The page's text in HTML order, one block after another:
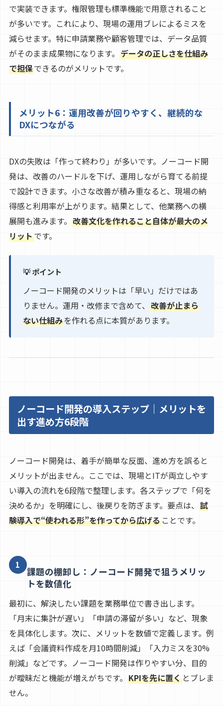
で実装できます。権限管理も標準機能で用意されること
が多いです。これにより、現場の運用ブレによるミスを
減らせます。特に申請業務や顧客管理では、データ品質
がそのまま成果物になります。 データの正しさを仕組み
で担保できるのがメリットです。
メリット6：運用改善が回りやすく、継続的な
DXにつながる
DXの失敗は「作って終わり」が多いです。ノーコード開
発は、改善のハードルを下げ、運用しながら育てる前提
で設計できます。小さな改善が積み重なると、現場の納
得感と利用率が上がります。結果として、他業務への横
展開も進みます。 改善文化を作れること自体が最大のメ
リットです。
💡 ポイント
ノーコード開発のメリットは「早い」だけではあ
りません。運用・改修まで含めて、 改善が止まら
ない仕組みを作れる点に本質があります。
ノーコード開発の導入ステップ｜メリットを
出す進め方6段階
ノーコード開発は、着手が簡単な反面、進め方を誤ると
メリットが出ません。ここでは、現場とITが両立しやす
い導入の流れを6段階で整理します。各ステップで「何を
決めるか」を明確にし、後戻りを防ぎます。要点は、 試
験導入で“使われる形”を作ってから広げることです。
1
課題の棚卸し：ノーコード開発で狙うメリッ
トを数値化
最初に、解決したい課題を業務単位で書き出します。
「月末に集計が遅い」「申請の滞留が多い」など、現象
を具体化します。次に、メリットを数値で定義します。例
えば「会議資料作成を月10時間削減」「入力ミスを30%
削減」などです。ノーコード開発は作りやすい分、目的
が曖昧だと機能が増えがちです。 KPIを先に置くとブレま
せん。